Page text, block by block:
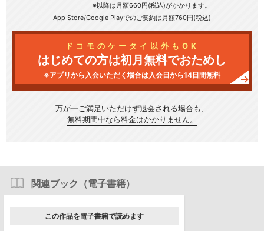
※以降は月額660円(税込)がかかります。
App Store/Google Playでのご契約は月額760円(税込)
ドコモのケータイ以外もOK
はじめての方は初月無料でおためし
※アプリから入会いただく場合は入会日から14日間無料
万が一ご満足いただけず退会される場合も、
無料期間中なら料金はかかりません。
関連ブック（電子書籍）
この作品を電子書籍で読めます